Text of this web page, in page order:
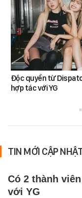
Độc quyền từ
hợp tác với YG
TIN MỚI CẬP
Có 2 thành
với YG